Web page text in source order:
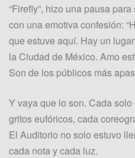
“Firefly”, hizo una pausa
con una emotiva confesión:
que estuve aquí. Hay un
la Ciudad de México. Amo
Son de los públicos más
Y vaya que lo son. Cada
gritos eufóricos, cada
El Auditorio no solo estuvo
cada nota y cada luz.